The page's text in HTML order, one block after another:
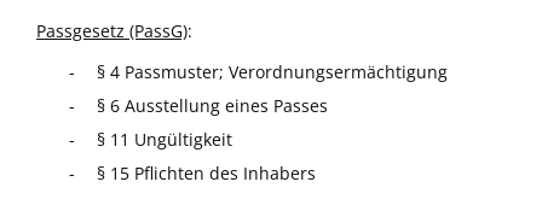
Passgesetz (PassG):
§ 4 Passmuster; Verordnungsermächtigung
§ 6 Ausstellung eines Passes
§ 11 Ungültigkeit
§ 15 Pflichten des Inhabers